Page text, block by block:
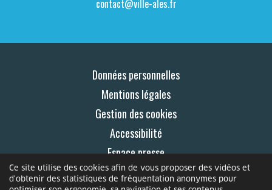
Ce site utilise des cookies afin de vous proposer des vidéos et
d'obtenir des statistiques de fréquentation anonymes pour
contact@ville-ales.fr
Données personnelles
Mentions légales
Gestion des cookies
Accessibilité
Espace presse
Contact